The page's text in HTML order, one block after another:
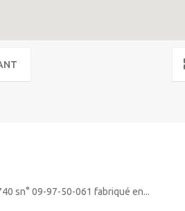
sn° 09-97-50-061 fabriqué en...